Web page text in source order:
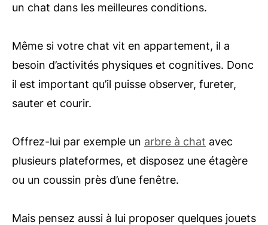
un chat dans les meilleures conditions.
Même si votre chat vit en appartement, il a
besoin d’activités physiques et cognitives. Donc
il est important qu’il puisse observer, fureter,
sauter et courir.
Offrez-lui par exemple un arbre à chat avec
plusieurs plateformes, et disposez une étagère
ou un coussin près d’une fenêtre.
Mais pensez aussi à lui proposer quelques jouets